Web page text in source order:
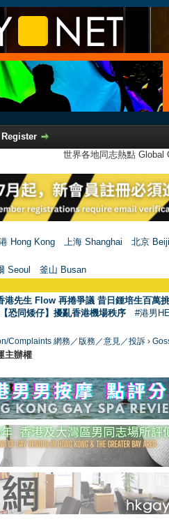
Register
世界各地同志熱點
Hong Kong 上海 Shanghai
北京
Seoul 釜山 Busan
港先生 Flow 再捲爭議 昔日鍾培生百萬
恐同矮仔】擾亂香港機場秩序 #港男
Complaints 網務／版務／意見／投訴 ›
主辦權